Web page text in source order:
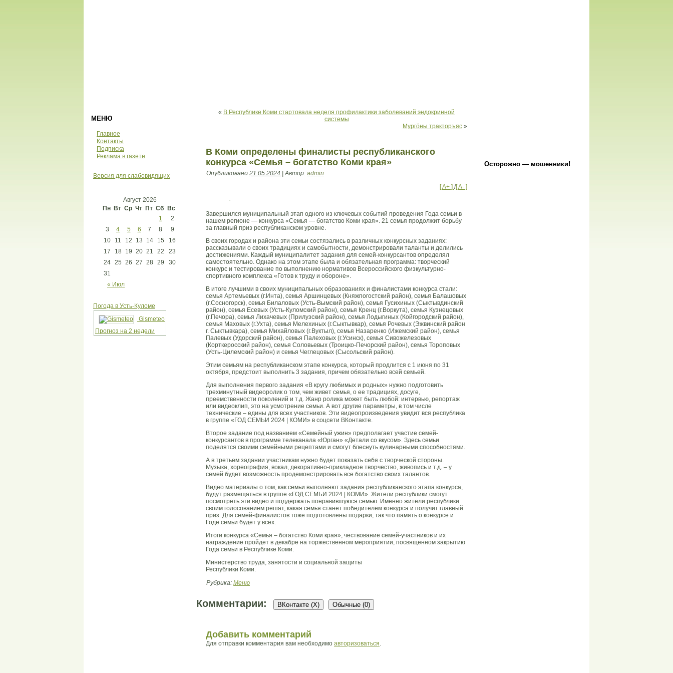
МЕНЮ
Главное
Контакты
Подписка
Реклама в газете
Версия для слабовидящих
Август 2026
Пн Вт Ср Чт Пт Сб Вс
« Июл
1
2
3
4 5 6 7 8
9
10
11 12 13 14 15
16
17
18 19 20 21 22
23
24 25 26 27 28 29
30
31
Погода в Усть-Куломе
Gismeteo
Прогноз на 2 недели
« В Республике Коми стартовала неделя профилактики заболеваний эндокринной
системы
Мургöны тракторъяс »
В Коми определены финалисты республиканского
конкурса «Семья – богатство Коми края»
Опубликовано 21.05.2024 |Автор: admin
[ A+ ] /[ A- ]
Завершился муниципальный этап одного из ключевых событий проведения Года семьи в
нашем регионе — конкурса «Семья — богатство Коми края». 21 семья продолжит борьбу
за главный приз республиканском уровне.
В своих городах и района эти семьи состязались в различных конкурсных заданиях:
рассказывали о своих традициях и самобытности, демонстрировали таланты и делились
достижениями. Каждый муниципалитет задания для семей-конкурсантов определял
самостоятельно. Однако на этом этапе была и обязательная программа: творческий
конкурс и тестирование по выполнению нормативов Всероссийского физкультурно-
спортивного комплекса «Готов к труду и обороне».
В итоге лучшими в своих муниципальных образованиях и финалистами конкурса стали:
семья Артемьевых (г.Инта), семья Аршинцевых (Княжпогостский район), семья Балашовых
(г.Сосногорск), семья Билаловых (Усть-Вымский район), семья Гусихиных (Сыктывдинский
район), семья Есевых (Усть-Куломский район), семья Кренц (г.Воркута), семья Кузнецовых
(г.Печора), семья Лихачевых (Прилузский район), семья Лодыгиных (Койгородский район),
семья Маховых (г.Ухта), семья Мелехиных (г.Сыктывкар), семья Рочевых (Эжвинский район
г. Сыктывкара), семья Михайловых (г.Вуктыл), семья Назаренко (Ижемский район), семья
Палевых (Удорский район), семья Палеховых (г.Усинск), семья Сивожелезовых
(Корткеросский район), семья Соловьевых (Троицко-Печорский район), семья Тороповых
(Усть-Цилемский район) и семья Чеглецовых (Сысольский район).
Этим семьям на республиканском этапе конкурса, который продлится с 1 июня по 31
октября, предстоит выполнить 3 задания, причем обязательно всей семьей.
Для выполнения первого задания «В кругу любимых и родных» нужно подготовить
трехминутный видеоролик о том, чем живет семья, о ее традициях, досуге,
преемственности поколений и т.д. Жанр ролика может быть любой: интервью, репортаж
или видеоклип, это на усмотрение семьи. А вот другие параметры, в том числе
технические – едины для всех участников. Эти видеопроизведения увидит вся республика
в группе «ГОД СЕМЬИ 2024 | КОМИ» в соцсети ВКонтакте.
Второе задание под названием «Семейный ужин» предполагает участие семей-
конкурсантов в программе телеканала «Юрган» «Детали со вкусом». Здесь семьи
поделятся своими семейными рецептами и смогут блеснуть кулинарными способностями.
А в третьем задании участникам нужно будет показать себя с творческой стороны.
Музыка, хореография, вокал, декоративно-прикладное творчество, живопись и т.д. – у
семей будет возможность продемонстрировать все богатство своих талантов.
Видео материалы о том, как семьи выполняют задания республиканского этапа конкурса,
будут размещаться в группе «ГОД СЕМЬИ 2024 | КОМИ». Жители республики смогут
посмотреть эти видео и поддержать понравившуюся семью. Именно жители республики
своим голосованием решат, какая семья станет победителем конкурса и получит главный
приз. Для семей-финалистов тоже подготовлены подарки, так что память о конкурсе и
Годе семьи будет у всех.
Итоги конкурса «Семья – богатство Коми края», чествование семей-участников и их
награждение пройдет в декабре на торжественном мероприятии, посвященном закрытию
Года семьи в Республике Коми.
Министерство труда, занятости и социальной защиты
Республики Коми.
Рубрика: Меню
Комментарии: ВКонтакте (X) Обычные (0)
Добавить комментарий
Для отправки комментария вам необходимо авторизоваться.
Осторожно — мошенники!